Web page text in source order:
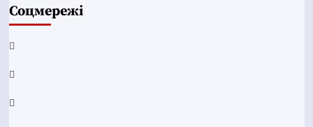
Соцмережі
Facebook
YouTube
Telegram